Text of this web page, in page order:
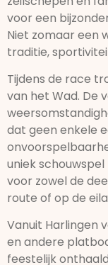
voor een
Niet zomaar een
traditie,
Tijdens de race
van het Wad. De
dat geen enkele
uniek
voor zowel de
route of op de
Vanuit Harlingen
en andere
feestelijk